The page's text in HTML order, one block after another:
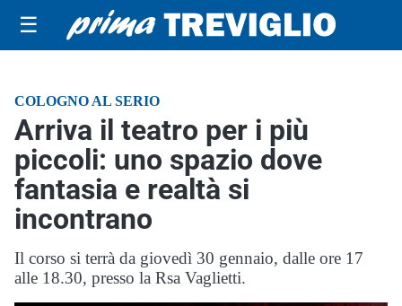
☰
COLOGNO AL SERIO
Arriva il teatro per i più
piccoli: uno spazio dove
fantasia e realtà si
incontrano
Il corso si terrà da giovedì 30 gennaio, dalle ore 17
alle 18.30, presso la Rsa Vaglietti.